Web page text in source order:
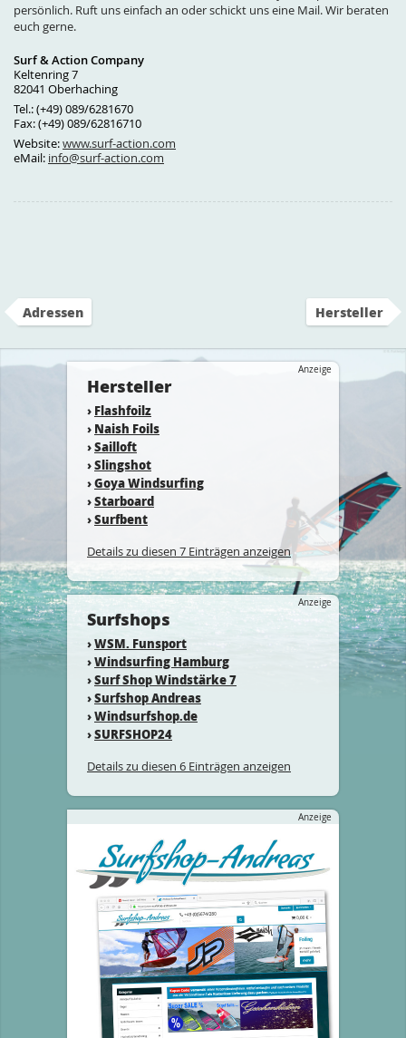
persönlich. Ruft uns einfach an oder schickt uns eine Mail. Wir beraten
euch gerne.
Surf & Action Company
Keltenring 7
82041 Oberhaching
Tel.: (+49) 089/6281670
Fax: (+49) 089/62816710
Website:www.surf-action.com
eMail: info@surf-action.com
Adressen Hersteller
Anzeige
Hersteller
› Flashfoilz
› Naish Foils
›Sailloft
›Slingshot
›Goya Windsurfing
›Starboard
›Surfbent
Details zu diesen 7 Einträgen anzeigen
Anzeige
Surfshops
›WSM. Funsport
›Windsurfing Hamburg
›Surf Shop Windstärke 7
›Surfshop Andreas
›Windsurfshop.de
›SURFSHOP24
Details zu diesen 6 Einträgen anzeigen
Anzeige